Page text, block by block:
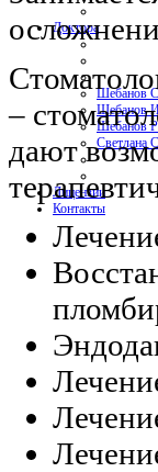
Доктора
Шебанов
Шебанов
Шебанов
Светлана
Лицензии
Контакты
–
дают